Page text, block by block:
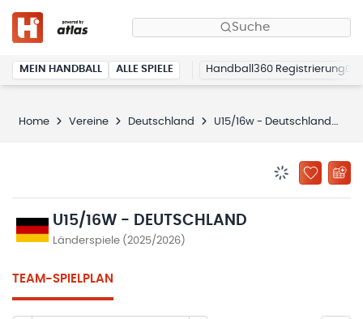
Suche
MEIN HANDBALL ALLE SPIELE Handball360 Registrierung
Home Vereine Deutschland U15/16w - Deutschland
ZU
U15/16W - DEUTSCHLAND
Länderspiele (2025/2026)
TEAM-SPIELPLAN